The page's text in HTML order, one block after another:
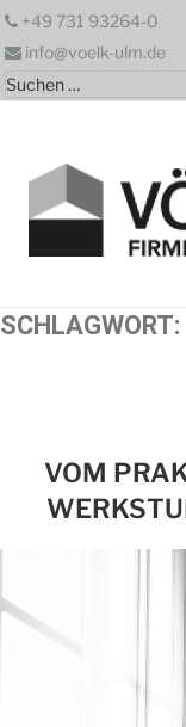
Zum
springen
+49 731 93264-0
info@voelk-ulm.de
Suchen
nach:
SCHLAGWORT:
VOM